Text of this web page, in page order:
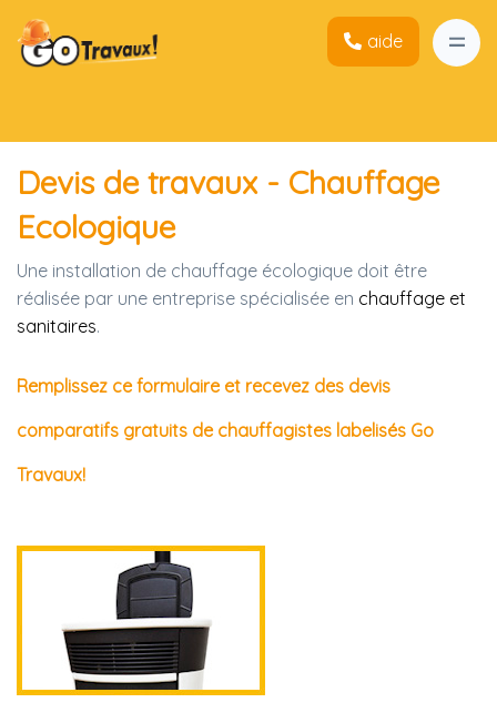
aide
Devis de travaux - Chauffage
Ecologique
Une installation de chauffage écologique doit être
réalisée par une entreprise spécialisée en chauffage et
sanitaires.
Remplissez ce formulaire et recevez des devis
comparatifs gratuits de chauffagistes labelisés Go
Travaux!